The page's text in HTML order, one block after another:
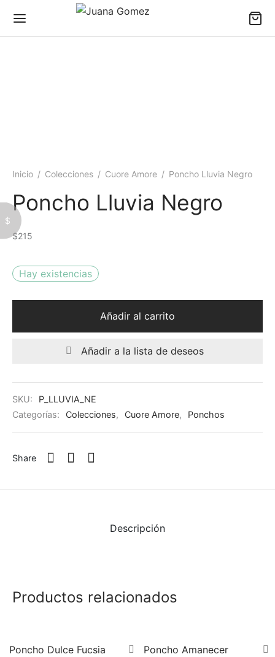
$
Inicio / Colecciones / Cuore Amore / Poncho Lluvia Negro
Poncho Lluvia Negro
$215
Hay existencias
Añadir al carrito
Añadir a la lista de deseos
SKU:
P_LLUVIA_NE
Categorías:
Colecciones, Cuore Amore, Ponchos
Share
Descripción
Productos relacionados
Poncho Dulce Fucsia Poncho Amanecer